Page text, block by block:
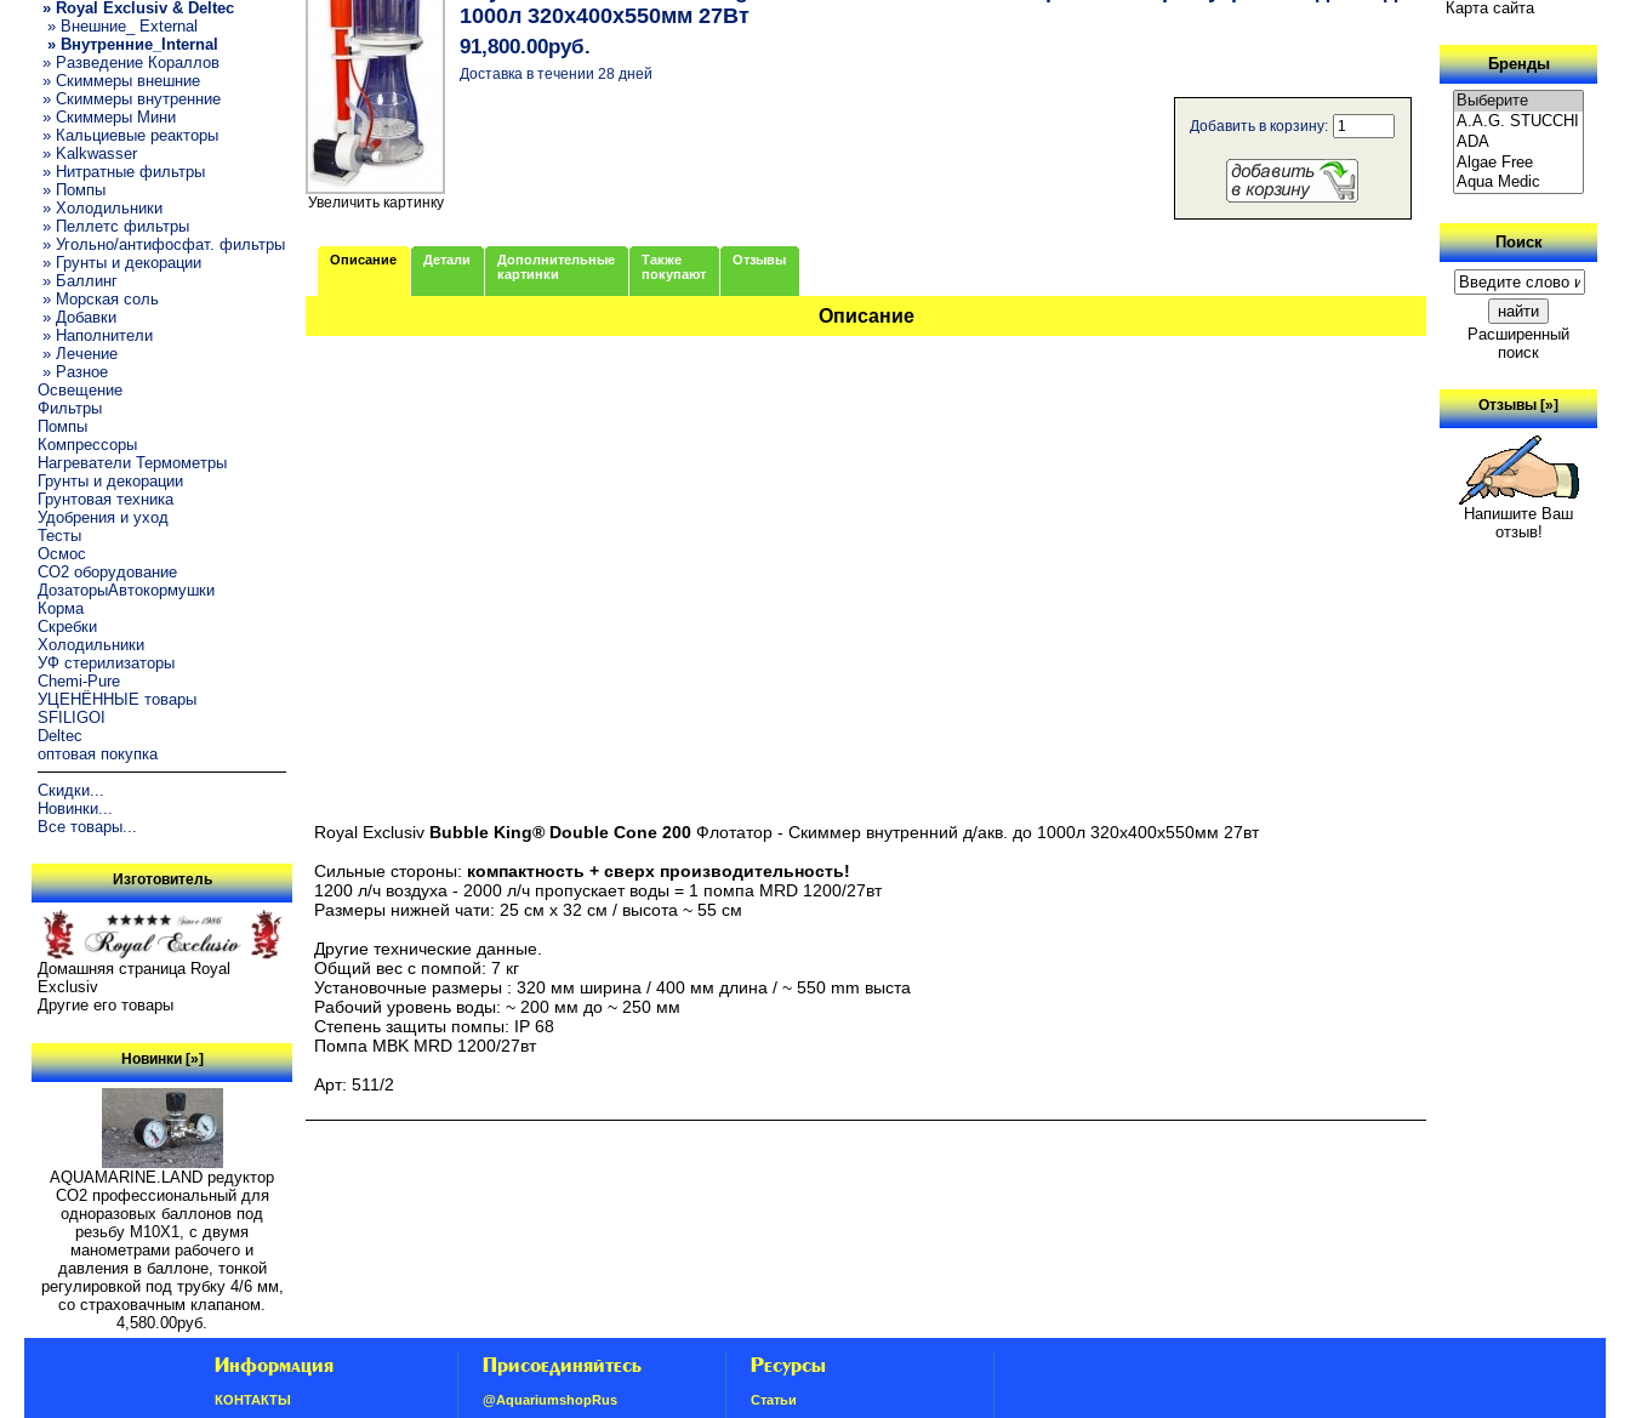
» Royal Exclusiv & Deltec
» Внешние_ External
» Внутренние_Internal
» Разведение Кораллов
» Скиммеры внешние
» Скиммеры внутренние
» Скиммеры Мини
» Кальциевые реакторы
» Kalkwasser
» Нитратные фильтры
» Помпы
» Холодильники
» Пеллетс фильтры
» Угольно/антифосфат. фильтры
» Грунты и декорации
» Баллинг
» Морская соль
» Добавки
» Наполнители
» Лечение
» Разное
Освещение
Фильтры
Помпы
Компрессоры
Нагреватели Термометры
Грунты и декорации
Грунтовая техника
Удобрения и уход
Тесты
Осмос
CO2 оборудование
ДозаторыАвтокормушки
Корма
Скребки
Холодильники
УФ стерилизаторы
Chemi-Pure
УЦЕНЁННЫЕ товары
SFILIGOI
Deltec
оптовая покупка
Скидки...
Новинки...
Все товары...
Изготовитель
Домашняя страница Royal
Exclusiv
Другие его товары
Новинки [»]
AQUAMARINE.LAND редуктор
СО2 профессиональный для
одноразовых баллонов под
резьбу M10X1, с двумя
манометрами рабочего и
давления в баллоне, тонкой
регулировкой под трубку 4/6 мм,
со страховачным клапаном.
4,580.00руб.
Увеличить картинку
1000л 320x400x550мм 27Вт
91,800.00руб.
Доставка в течении 28 дней
Добавить в корзину:
Описание Детали
Дополнительные
картинки
Также
покупают
Отзывы
Описание
Royal Exclusiv Bubble King® Double Cone 200 Флотатор - Скиммер внутренний д/акв. до 1000л 320x400x550мм 27вт
Сильные стороны: компактность + сверх производительность!
1200 л/ч воздуха - 2000 л/ч пропускает воды = 1 помпа MRD 1200/27вт
Размеры нижней чати: 25 см x 32 см / высота ~ 55 см
Другие технические данные.
Общий вес с помпой: 7 кг
Установочные размеры : 320 мм ширина / 400 мм длина / ~ 550 mm выста
Рабочий уровень воды: ~ 200 мм до ~ 250 мм
Степень защиты помпы: IP 68
Помпа MBK MRD 1200/27вт
Арт: 511/2
Карта сайта
Бренды
Поиск
Расширенный
поиск
Отзывы [»]
Напишите Ваш
отзыв!
Информация
КОНТАКТЫ
Присоединяйтесь
@AquariumshopRus
Ресурсы
Статьи